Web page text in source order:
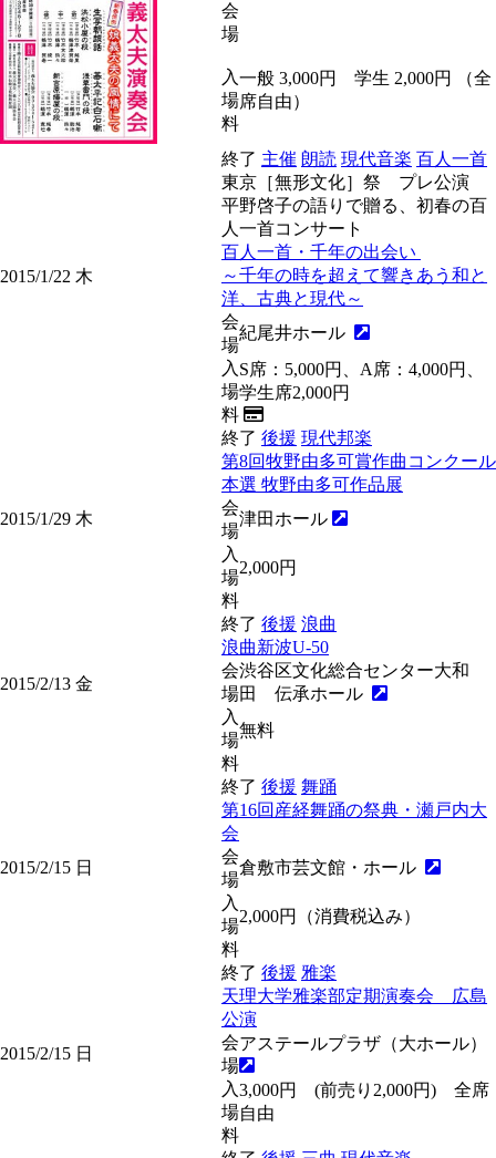
会
場
入
場
料
一般 3,000円 学生 2,000円 （全
席自由）
2015/1/22 木
終了 主催 朗読 現代音楽 百人一首
東京［無形文化］祭 プレ公演
平野啓子の語りで贈る、初春の百
人一首コンサート
百人一首・千年の出会い
～千年の時を超えて響きあう和と
洋、古典と現代～
会
場
紀尾井ホール
入
場
料
S席：5,000円、A席：4,000円、
学生席2,000円
2015/1/29 木
終了 後援 現代邦楽
第8回牧野由多可賞作曲コンクール
本選 牧野由多可作品展
会
場
津田ホール
入
場
料
2,000円
2015/2/13 金
終了 後援 浪曲
浪曲新波U-50
会
場
渋谷区文化総合センター大和
田 伝承ホール
入
場
料
無料
2015/2/15 日
終了 後援 舞踊
第16回産経舞踊の祭典・瀬戸内大
会
会
場
倉敷市芸文館・ホール
入
場
料
2,000円（消費税込み）
2015/2/15 日
終了 後援 雅楽
天理大学雅楽部定期演奏会 広島
公演
会
場
アステールプラザ（大ホール）
入
場
料
3,000円 (前売り2,000円) 全席
自由